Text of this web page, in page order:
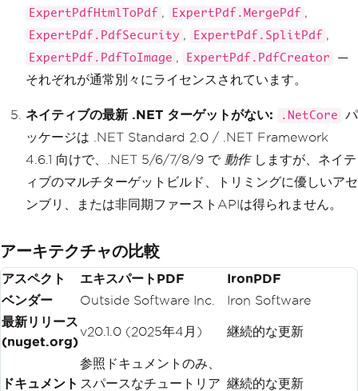
ExpertPdfHtmlToPdf , ExpertPdf.MergePdf ,
ExpertPdf.PdfSecurity , ExpertPdf.SplitPdf ,
ExpertPdf.PdfToImage , ExpertPdf.PdfCreator
—
それぞれが通常別々にライセンスされています。
ネイティブの最新 .NET ターゲットがない: .NetCore
パ
ッケージは .NET Standard 2.0 / .NET Framework
4.6.1 向けで、.NET 5/6/7/8/9 で 動作しますが、ネイテ
ィブのマルチターゲットビルド、トリミングに優しいアセ
ンブリ、または非同期ファーストAPIは得られません。
アーキテクチャの比較
アスペクト エキスパートPDF
IronPDF
ベンダー
Outside Software Inc.
Iron Software
最新リリース
(nuget.org)
v20.1.0 (2025年4月) 継続的な更新
ドキュメント
参照ドキュメントのみ、
スパースなチュートリア 継続的な更新